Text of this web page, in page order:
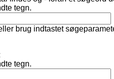
tegn.
brug indtastet
tegn.